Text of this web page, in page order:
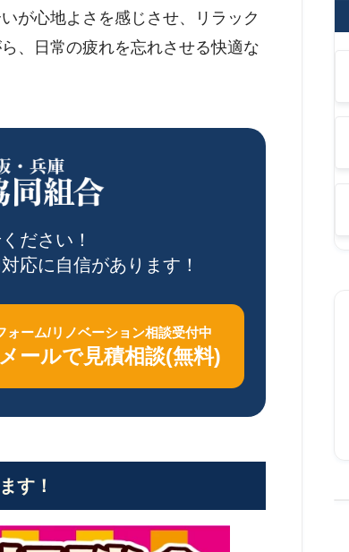
が心地よさを感じさせ、リラック
、日常の疲れを忘れさせる快適な
ださい！
応に自信があります！
ォーム/リノベーション相談受付中
ールで見積相談(無料)
す！